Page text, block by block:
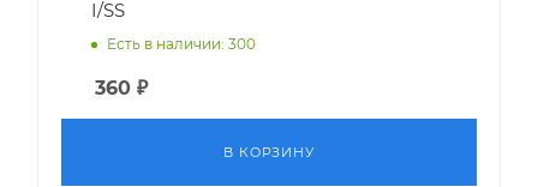
I/SS
Есть в наличии: 300
360 ₽
В КОРЗИНУ